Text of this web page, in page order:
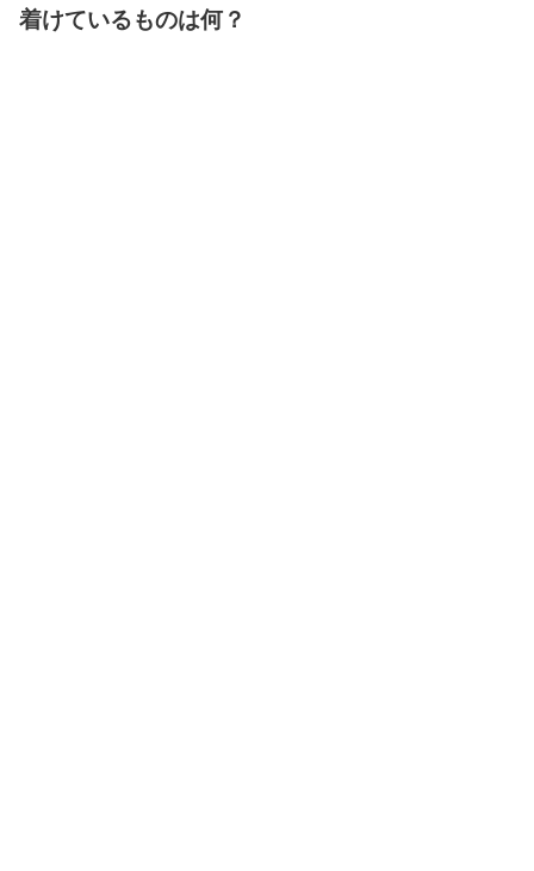
着けているものは何？